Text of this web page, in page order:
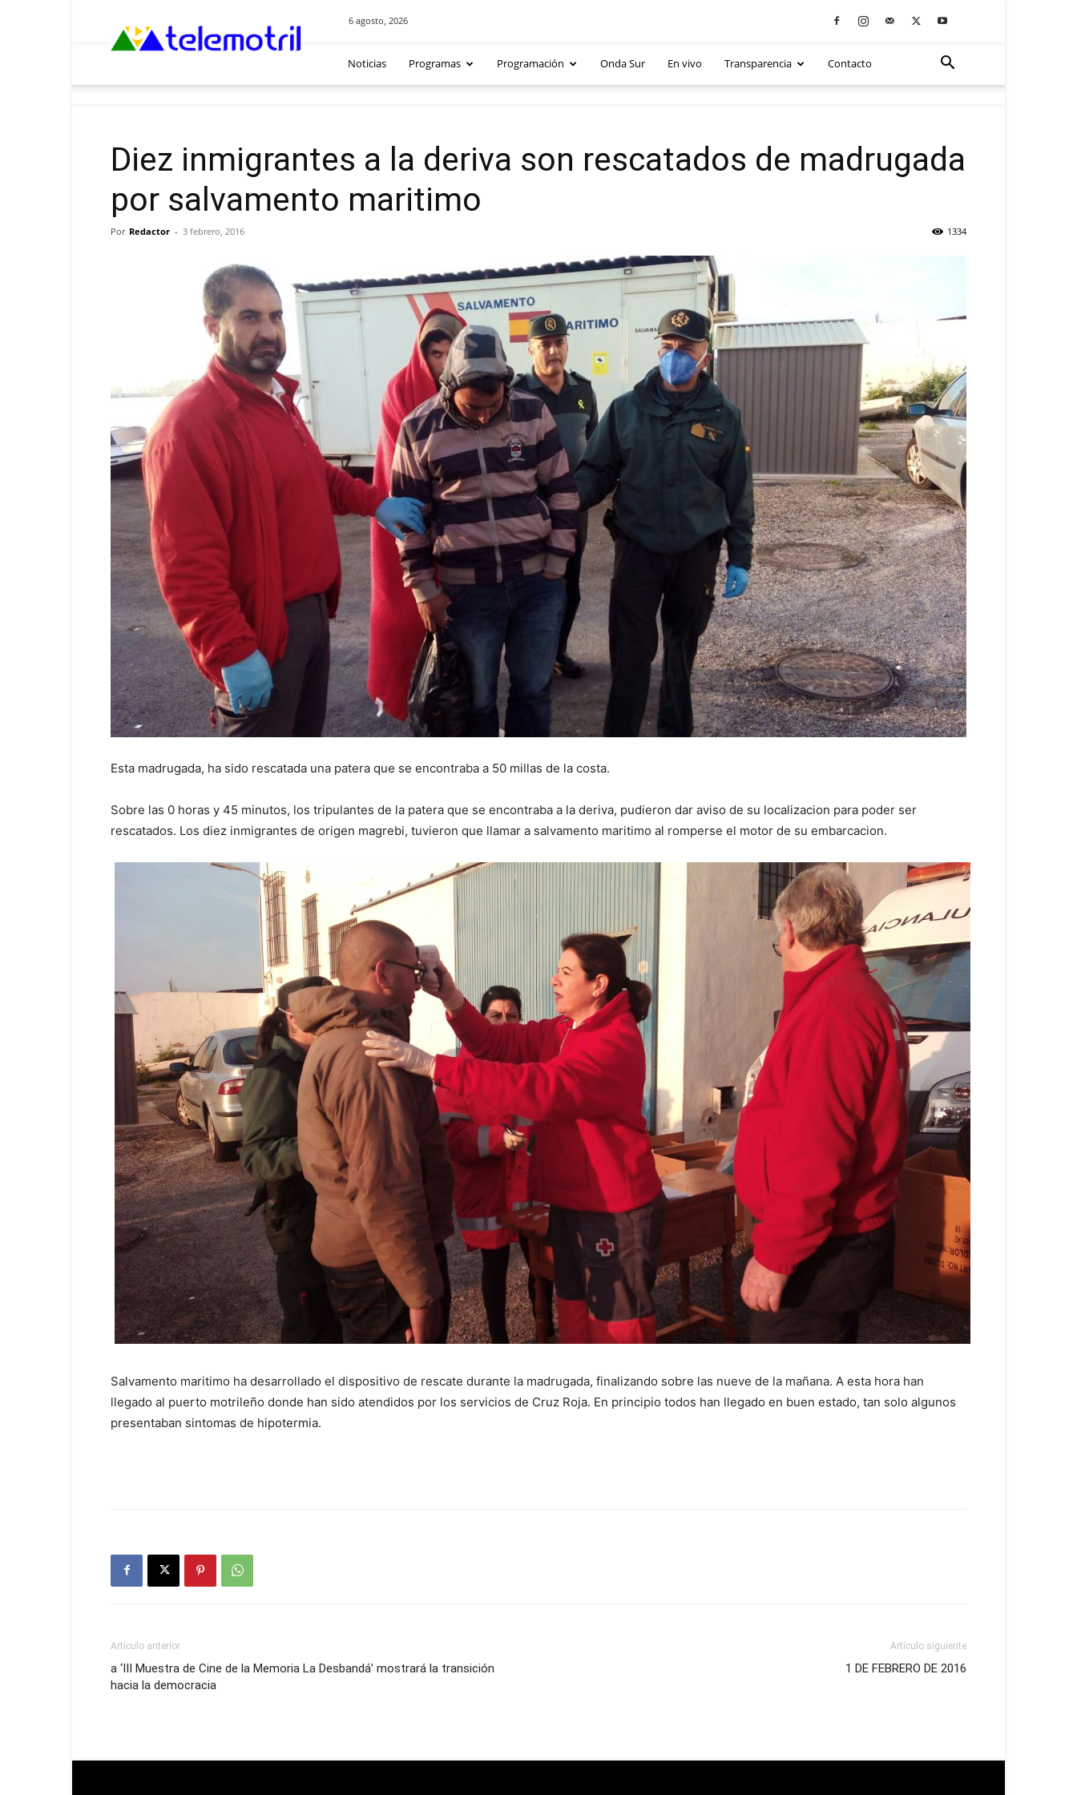
6 agosto, 2026
Noticias Programas Programación Onda Sur En vivo Transparencia Contacto
Diez inmigrantes a la deriva son rescatados de madrugada
por salvamento maritimo
Por Redactor - 3 febrero, 2016 1334
Esta madrugada, ha sido rescatada una patera que se encontraba a 50 millas de la costa.
Sobre las 0 horas y 45 minutos, los tripulantes de la patera que se encontraba a la deriva, pudieron dar aviso de su localizacion para poder ser
rescatados. Los diez inmigrantes de origen magrebi, tuvieron que llamar a salvamento maritimo al romperse el motor de su embarcacion.
Salvamento maritimo ha desarrollado el dispositivo de rescate durante la madrugada, finalizando sobre las nueve de la mañana. A esta hora han
llegado al puerto motrileño donde han sido atendidos por los servicios de Cruz Roja. En principio todos han llegado en buen estado, tan solo algunos
presentaban sintomas de hipotermia.
Artículo anterior
a ‘III Muestra de Cine de la Memoria La Desbandá’ mostrará la transición
hacia la democracia
Artículo siguiente
1 DE FEBRERO DE 2016